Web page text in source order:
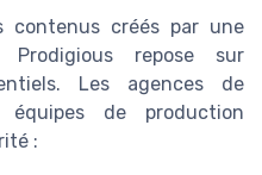
contenus créés par une
repose sur
Les agences de
de production
: